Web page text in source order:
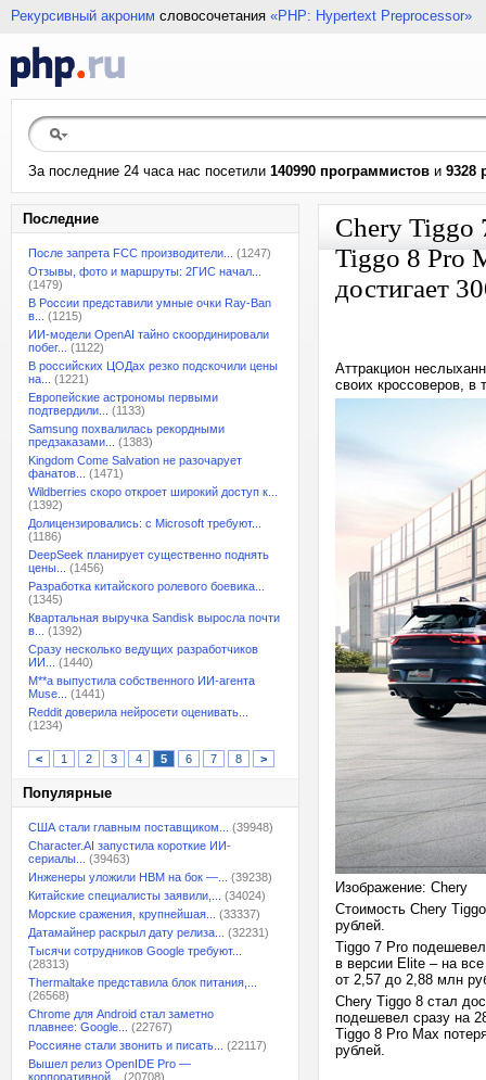
Рекурсивный акроним словосочетания «PHP: Hypertext Preprocessor»
За последние 24 часа нас посетили 140990 программистов и 9328
Последние
После запрета FCC производители...
(1247)
Отзывы, фото и маршруты: 2ГИС начал...
(1479)
В России представили умные очки Ray-Ban
в...
(1215)
ИИ-модели OpenAI тайно скоординировали
побег...
(1122)
В российских ЦОДах резко подскочили цены
на...
(1221)
Европейские астрономы первыми
подтвердили...
(1133)
Samsung похвалилась рекордными
предзаказами...
(1383)
Kingdom Come Salvation не разочарует
фанатов...
(1471)
Wildberries скоро откроет широкий доступ к...
(1392)
Долицензировались: с Microsoft требуют...
(1186)
DeepSeek планирует существенно поднять
цены...
(1456)
Разработка китайского ролевого боевика...
(1345)
Квартальная выручка Sandisk выросла почти
в...
(1392)
Сразу несколько ведущих разработчиков
ИИ...
(1440)
M**a выпустила собственного ИИ-агента
Muse...
(1441)
Reddit доверила нейросети оценивать...
(1234)
< 1 2 3 4 5 6 7 8 >
Популярные
США стали главным поставщиком...
(39948)
Character.AI запустила короткие ИИ-
сериалы...
(39463)
Инженеры уложили HBM на бок —...
(39238)
Китайские специалисты заявили,...
(34024)
Морские сражения, крупнейшая...
(33337)
Датамайнер раскрыл дату релиза...
(32231)
Тысячи сотрудников Google требуют...
(28313)
Thermaltake представила блок питания,...
(26568)
Chrome для Android стал заметно
плавнее: Google...
(22767)
Россияне стали звонить и писать...
(22117)
Вышел релиз OpenIDE Pro —
корпоративной...
(20708)
Chery Tiggo
Tiggo 8 Pro
достигает
Аттракцион
своих кроссоверов, в
Изображение: Chery
Стоимость Chery
рублей.
Tiggo 7 Pro
в версии Elite – на
от 2,57 до 2,88 млн
Chery Tiggo 8 стал
подешевел сразу на
Tiggo 8 Pro Max
рублей.